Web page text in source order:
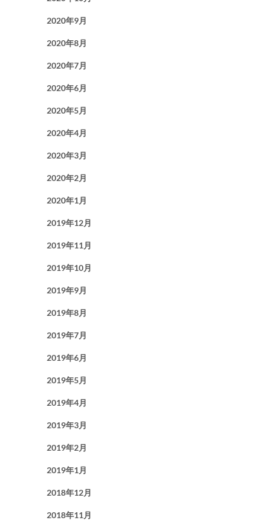
2020年9月
2020年8月
2020年7月
2020年6月
2020年5月
2020年4月
2020年3月
2020年2月
2020年1月
2019年12月
2019年11月
2019年10月
2019年9月
2019年8月
2019年7月
2019年6月
2019年5月
2019年4月
2019年3月
2019年2月
2019年1月
2018年12月
2018年11月